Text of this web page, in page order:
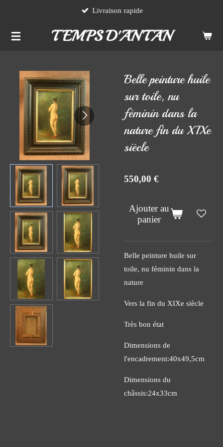
contenu
TEMPS D'ANTAN
Livraison rapide
Belle peinture huile
sur toile, nu
féminin dans la
nature fin du XIXe
siècle
550,00 €
Ajouter au
panier
Belle peinture huile sur
toile, nu féminin dans la
nature
Vers la fin du XIXe siècle
Très bon état
Dimensions de
l'encadrement:40x49,5cm
Dimensions du
châssis:24x33cm